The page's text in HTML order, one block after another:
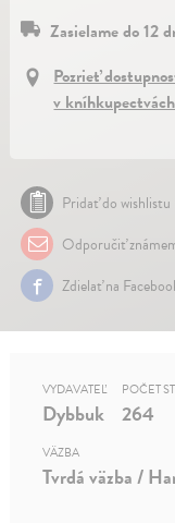
Zasielame do 12
Pozrieť
v kníhkupectvách
Pridať do wishlistu
Odporučiť
Zdielať na
VYDAVATEĽ
Dybbuk
POČET
264
VÄZBA
Tvrdá väzba /